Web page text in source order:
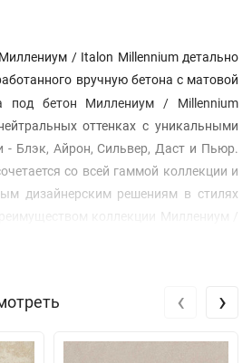
/ Italon Millennium детально
вручную бетона с матовой
под бетон Миллениум / Millennium
оттенках с уникальными
- Блэк, Айрон, Сильвер, Даст и Пьюр.
со всей гаммой коллекции и
дизайнерским решениям в стилях
коллекции Миллениум /
линейка форматов: 60х60,
швов.
‹ ›